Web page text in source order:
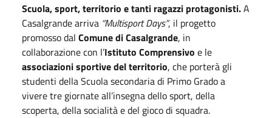
Scuola, sport, territorio e tanti ragazzi protagonisti.A
Casalgrande arriva “Multisport Days”, il progetto
promosso dal Comune di Casalgrande, in
collaborazione con l’Istituto Comprensivo e le
associazioni sportive del territorio, che porterà gli
studenti della Scuola secondaria di Primo Grado a
vivere tre giornate all’insegna dello sport, della
scoperta, della socialità e del gioco di squadra.